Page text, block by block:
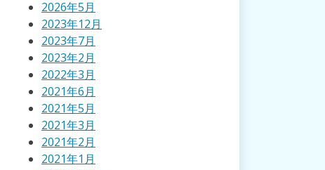
2026年5月
2023年12月
2023年7月
2023年2月
2022年3月
2021年6月
2021年5月
2021年3月
2021年2月
2021年1月